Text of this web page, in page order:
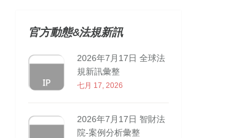
官方動態&法規新訊
2026年7月17日 全球法
規新訊彙整
七月 17, 2026
2026年7月17日 智財法
院-案例分析彙整